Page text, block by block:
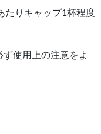
たりキャップ1杯程度
使用上の注意をよ